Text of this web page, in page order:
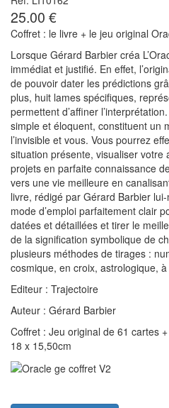
25.00 €
Coffret : le livre + le jeu original
Lorsque Gérard Barbier créa
immédiat et justifié. En effet,
de pouvoir dater les prédictions
plus, huit lames spécifiques,
permettent d’affiner
simple et éloquent, constituent un
l’invisible et vous. Vous pourrez
situation présente, visualiser
projets en parfaite connaissance
vers une vie meilleure en
livre, rédigé par Gérard Barbier
mode d’emploi parfaitement clair
datées et détaillées et tirer le
de la signification symbolique de
plusieurs méthodes de tirages :
cosmique, en croix, astrologique,
Editeur : Trajectoire
Auteur : Gérard Barbier
Coffret : Jeu original de 61 cartes
18 x 15,50cm